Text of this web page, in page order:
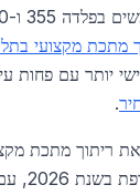
מתכת מקצועי בתל
יותר עם פחות
.
ריתוך מתכת
קאסם